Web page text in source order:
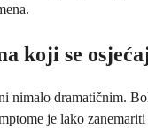
koji se
nimalo dramatičnim.
je lako